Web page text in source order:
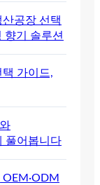
공장 선택
향기 솔루션
가이드,
풀어봅니다